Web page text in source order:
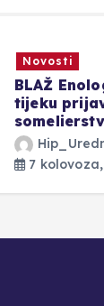
Promo
Razigrani,
upoznajte
u
7